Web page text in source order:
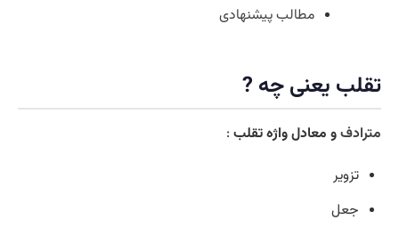
مطالب پیشنهادی
تقلب یعنی چه ?
مترادفو معادل واژه تقلب :
تزویر
جعل